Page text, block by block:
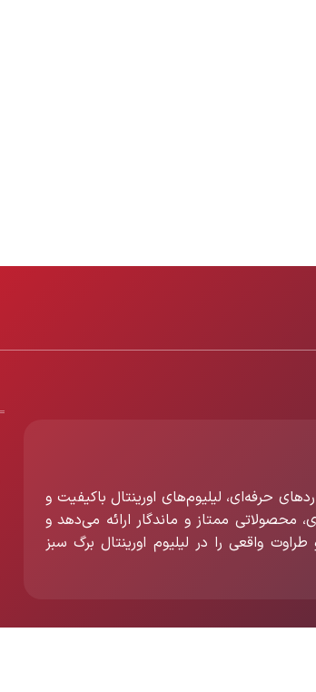
حرفه‌ای، لیلیوم‌های اورینتال باکیفیت و
محصولاتی ممتاز و ماندگار ارائه می‌دهد و
واقعی را در لیلیوم اورینتال برگ سبز